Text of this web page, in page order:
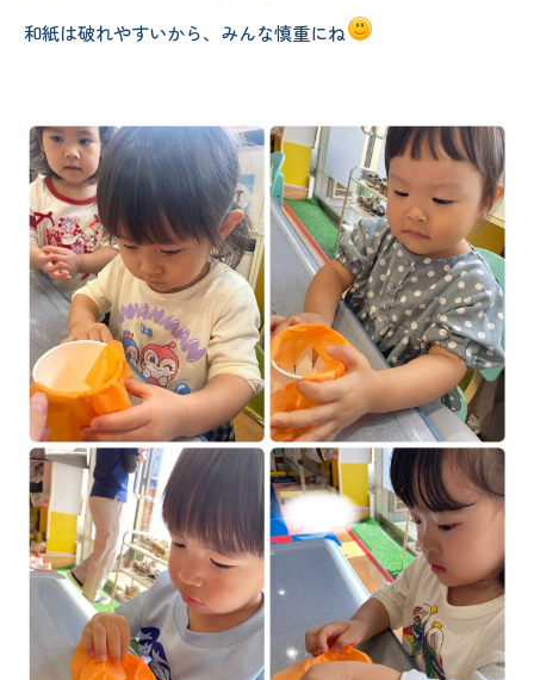
和紙は破れやすいから、みんな慎重にね